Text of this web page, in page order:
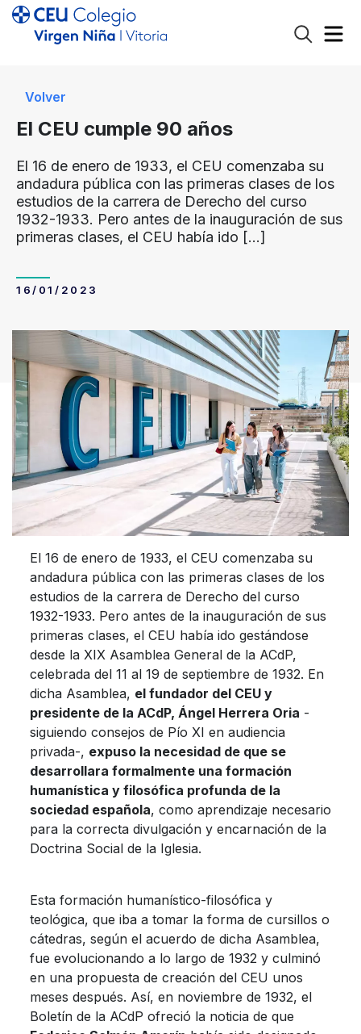
Volver
El CEU cumple 90 años
El 16 de enero de 1933, el CEU comenzaba su
andadura pública con las primeras clases de los
estudios de la carrera de Derecho del curso
1932-1933. Pero antes de la inauguración de sus
primeras clases, el CEU había ido […]
16/01/2023
El 16 de enero de 1933, el CEU comenzaba su
andadura pública con las primeras clases de los
estudios de la carrera de Derecho del curso
1932-1933. Pero antes de la inauguración de sus
primeras clases, el CEU había ido gestándose
desde la XIX Asamblea General de la ACdP,
celebrada del 11 al 19 de septiembre de 1932. En
dicha Asamblea, el fundador del CEU y
presidente de la ACdP, Ángel Herrera Oria -
siguiendo consejos de Pío XI en audiencia
privada-, expuso la necesidad de que se
desarrollara formalmente una formación
humanística y filosófica profunda de la
sociedad española, como aprendizaje necesario
para la correcta divulgación y encarnación de la
Doctrina Social de la Iglesia.
Esta formación humanístico-filosófica y
teológica, que iba a tomar la forma de cursillos o
cátedras, según el acuerdo de dicha Asamblea,
fue evolucionando a lo largo de 1932 y culminó
en una propuesta de creación del CEU unos
meses después. Así, en noviembre de 1932, el
Boletín de la ACdP ofreció la noticia de que